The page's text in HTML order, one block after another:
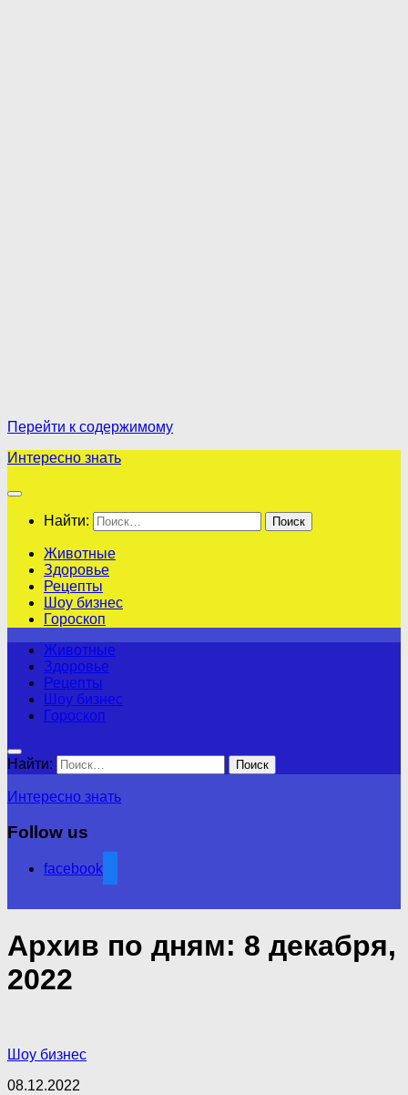
Перейти к содержимому
Интересно знать
Найти:
Животные
Здоровье
Рецепты
Шоу бизнес
Гороскоп
Животные
Здоровье
Рецепты
Шоу бизнес
Гороскоп
Найти:
Интересно знать
Follow us
facebook
Архив по дням: 8 декабря,
2022
Шоу бизнес
08.12.2022